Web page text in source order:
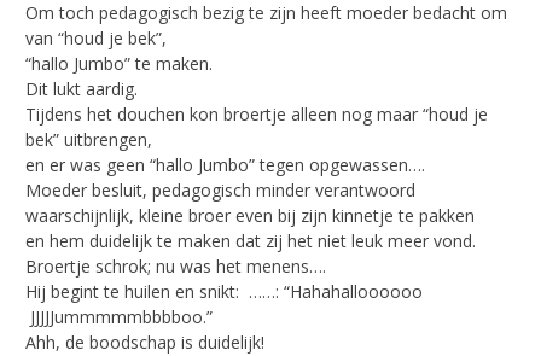
Om toch pedagogisch bezig te zijn heeft moeder bedacht om
van “houd je bek”,
“hallo Jumbo” te maken.
Dit lukt aardig.
Tijdens het douchen kon broertje alleen nog maar “houd je
bek” uitbrengen,
en er was geen “hallo Jumbo” tegen opgewassen….
Moeder besluit, pedagogisch minder verantwoord
waarschijnlijk, kleine broer even bij zijn kinnetje te pakken
en hem duidelijk te maken dat zij het niet leuk meer vond.
Broertje schrok; nu was het menens….
Hij begint te huilen en snikt: ……: “Hahahalloooooo
JJJJJummmmmbbbboo.”
Ahh, de boodschap is duidelijk!